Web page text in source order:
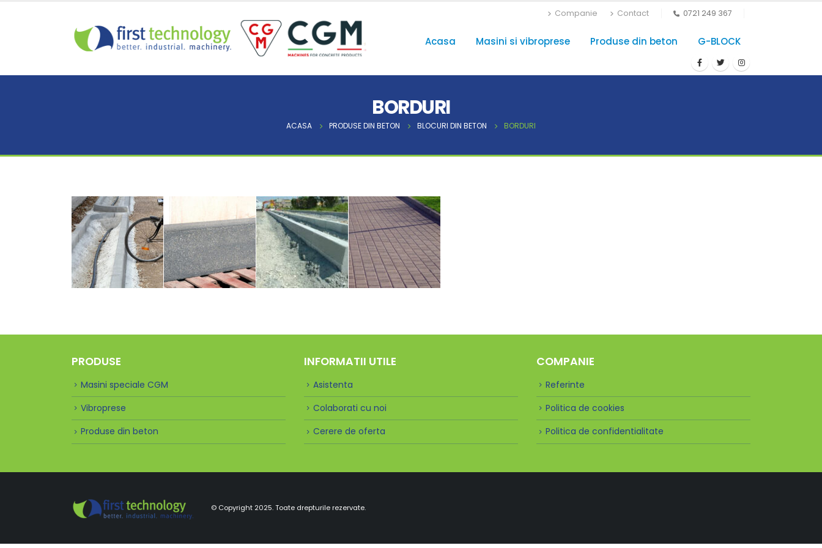
Companie Contact 0721 249 367
Acasa Masini si vibroprese Produse din beton G-BLOCK
BORDURI
ACASA PRODUSE DIN BETON BLOCURI DIN BETON BORDURI
PRODUSE
Masini speciale CGM
Vibroprese
Produse din beton
INFORMATII UTILE
Asistenta
Colaborati cu noi
Cerere de oferta
COMPANIE
Referinte
Politica de cookies
Politica de confidentialitate
© Copyright 2025. Toate drepturile rezervate.